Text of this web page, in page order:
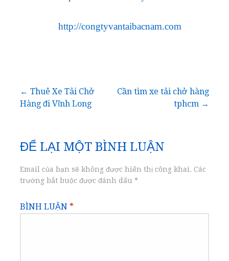
http://congtyvantaibacnam.com
Điều
bài
viết
← Thuê Xe Tải Chở
Hàng đi Vĩnh Long
Cần tìm xe tải chở hàng
tphcm →
ĐỂ LẠI MỘT BÌNH LUẬN
Email của bạn sẽ không được hiển thị công khai. Các
trường bắt buộc được đánh dấu *
BÌNH LUẬN *